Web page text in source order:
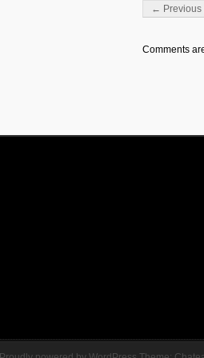
Post
← Previous
Comments